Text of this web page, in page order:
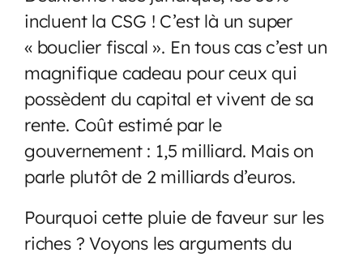
incluent la CSG ! C’est là un super
« bouclier fiscal ». En tous cas c’est un
magnifique cadeau pour ceux qui
possèdent du capital et vivent de sa
rente. Coût estimé par le
gouvernement : 1,5 milliard. Mais on
parle plutôt de 2 milliards d’euros.
Pourquoi cette pluie de faveur sur les
riches ? Voyons les arguments du